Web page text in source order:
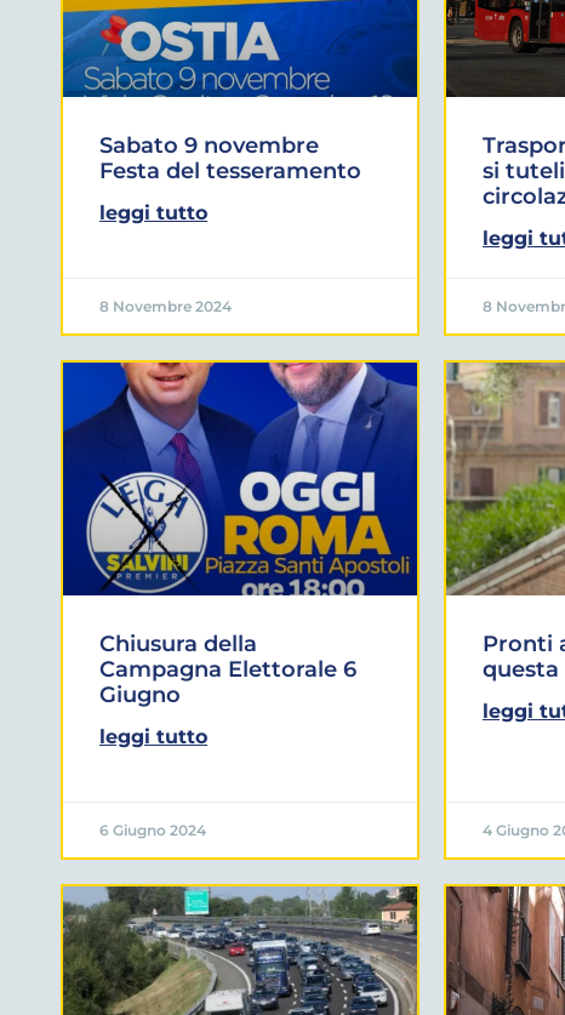
Sabato 9 novembre
Festa del tesseramento
leggi tutto
8 Novembre 2024
si
leggi
8
Chiusura della
Campagna Elettorale 6
Giugno
leggi tutto
6 Giugno 2024
Pronti
questa
leggi
4 Giugno